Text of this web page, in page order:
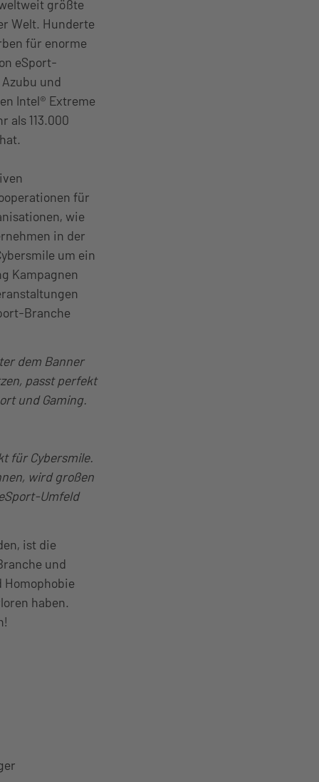
größte
Welt. Hunderte
für enorme
eSport-
und
Intel® Extreme
als 113.000
für
wie
in der
um ein
Kampagnen
Branche
dem Banner
passt perfekt
und Gaming.
für Cybersmile.
wird großen
Umfeld
ist die
und
Homophobie
haben.